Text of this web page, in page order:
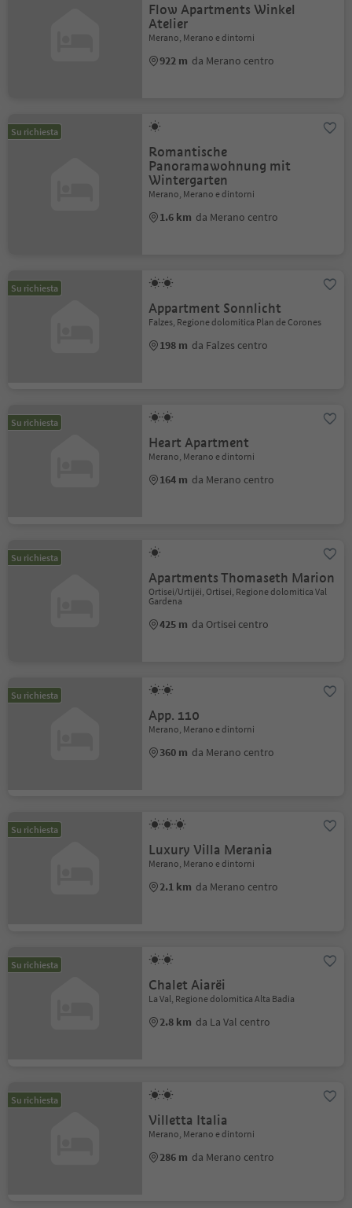
Flow Apartments Winkel
Atelier
Merano, Merano e dintorni
922 m da Merano centro
Su richiesta
Romantische
Panoramawohnung mit
Wintergarten
Merano, Merano e dintorni
1.6 km da Merano centro
Su richiesta
Appartment Sonnlicht
Falzes, Regione dolomitica Plan de Corones
198 m da Falzes centro
Su richiesta
Heart Apartment
Merano, Merano e dintorni
164 m da Merano centro
Su richiesta
Apartments Thomaseth Marion
Ortisei/Urtijëi, Ortisei, Regione dolomitica Val
Gardena
425 m da Ortisei centro
Su richiesta
App. 110
Merano, Merano e dintorni
360 m da Merano centro
Su richiesta
Luxury Villa Merania
Merano, Merano e dintorni
2.1 km da Merano centro
Su richiesta
Chalet Aiarëi
La Val, Regione dolomitica Alta Badia
2.8 km da La Val centro
Su richiesta
Villetta Italia
Merano, Merano e dintorni
286 m da Merano centro